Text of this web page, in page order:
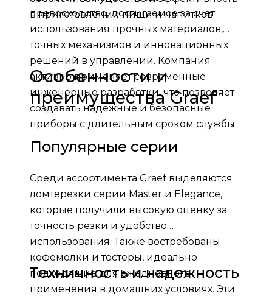
в приготовлении пищи и напитков.
превосходство, достигаемое за счет
использования прочных материалов,
точных механизмов и инновационных
решений в управлении. Компания
активно применяет современные
инженерные разработки, что позволяет
создавать надежные и безопасные
приборы с длительным сроком службы.
Особенности и
преимущества Graef
Популярные серии
Среди ассортимента Graef выделяются
ломтерезки серии Master и Elegance,
которые получили высокую оценку за
точность резки и удобство
использования. Также востребованы
кофемолки и тостеры, идеально
подходящие для ежедневного
применения в домашних условиях. Эти
Техничность и надежность